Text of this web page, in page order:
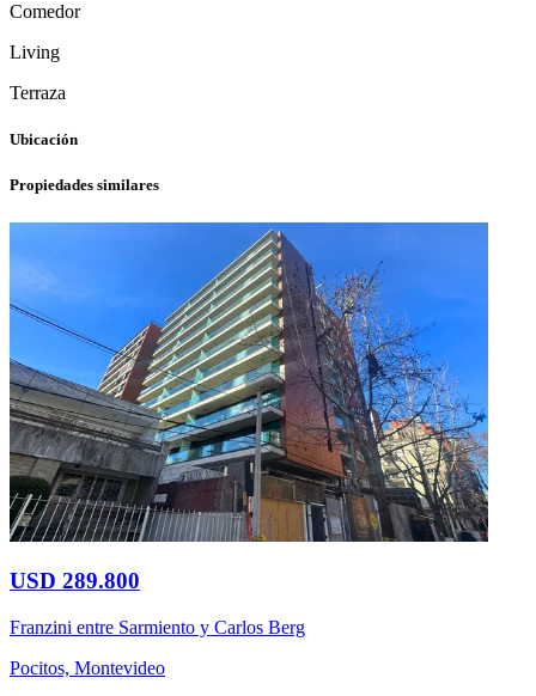
Comedor
Living
Terraza
Ubicación
Propiedades similares
USD 289.800
Franzini entre Sarmiento y Carlos Berg
Pocitos, Montevideo